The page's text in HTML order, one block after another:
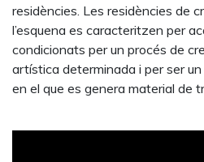
residències. Les residències de
l’esquena es caracteritzen per
condicionats per un procés de
artística determinada i per ser
en el que es genera material de